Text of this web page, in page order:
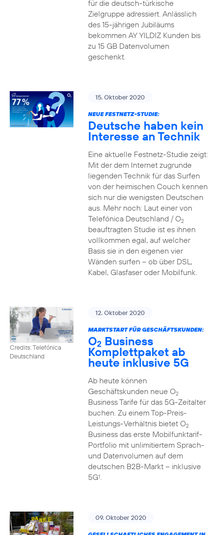
für die deutsch-türkische
Zielgruppe adressiert. Anlässlich
des 15-jährigen Jubiläums
bekommen AY YILDIZ Kunden bis
zu 15 GB Datenvolumen
geschenkt.
15. Oktober 2020
NEUE FESTNETZ-STUDIE:
Deutsche haben kein
Interesse an Technik
Eine aktuelle Festnetz-Studie zeigt:
Mit der dem Internet zugrunde
liegenden Technik für das Surfen
von der heimischen Couch kennen
sich nur die wenigsten Deutschen
aus. Mehr noch: Laut einer von
Telefónica Deutschland / O2
beauftragten Studie ist es ihnen
vollkommen egal, auf welcher
Basis sie in den eigenen vier
Wänden surfen – ob über DSL,
Kabel, Glasfaser oder Mobilfunk.
Credits: Telefónica
Deutschland
12. Oktober 2020
MARKTSTART FÜR GESCHÄFTSKUNDEN:
O2 Business
Komplettpaket ab
heute inklusive 5G
Ab heute können
Geschäftskunden neue O2
Business Tarife für das 5G-Zeitalter
buchen. Zu einem Top-Preis-
Leistungs-Verhältnis bietet O2
Business das erste Mobilfunktarif-
Portfolio mit unlimitiertem Sprach-
und Datenvolumen auf dem
deutschen B2B-Markt – inklusive
5G1.
09. Oktober 2020